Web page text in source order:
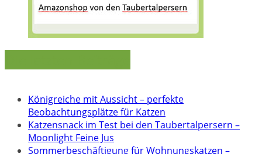
Königreiche mit Aussicht – perfekte
Beobachtungsplätze für Katzen
Katzensnack im Test bei den Taubertalpersern –
Moonlight Feine Jus
Sommerbeschäftigung für Wohnungskatzen –